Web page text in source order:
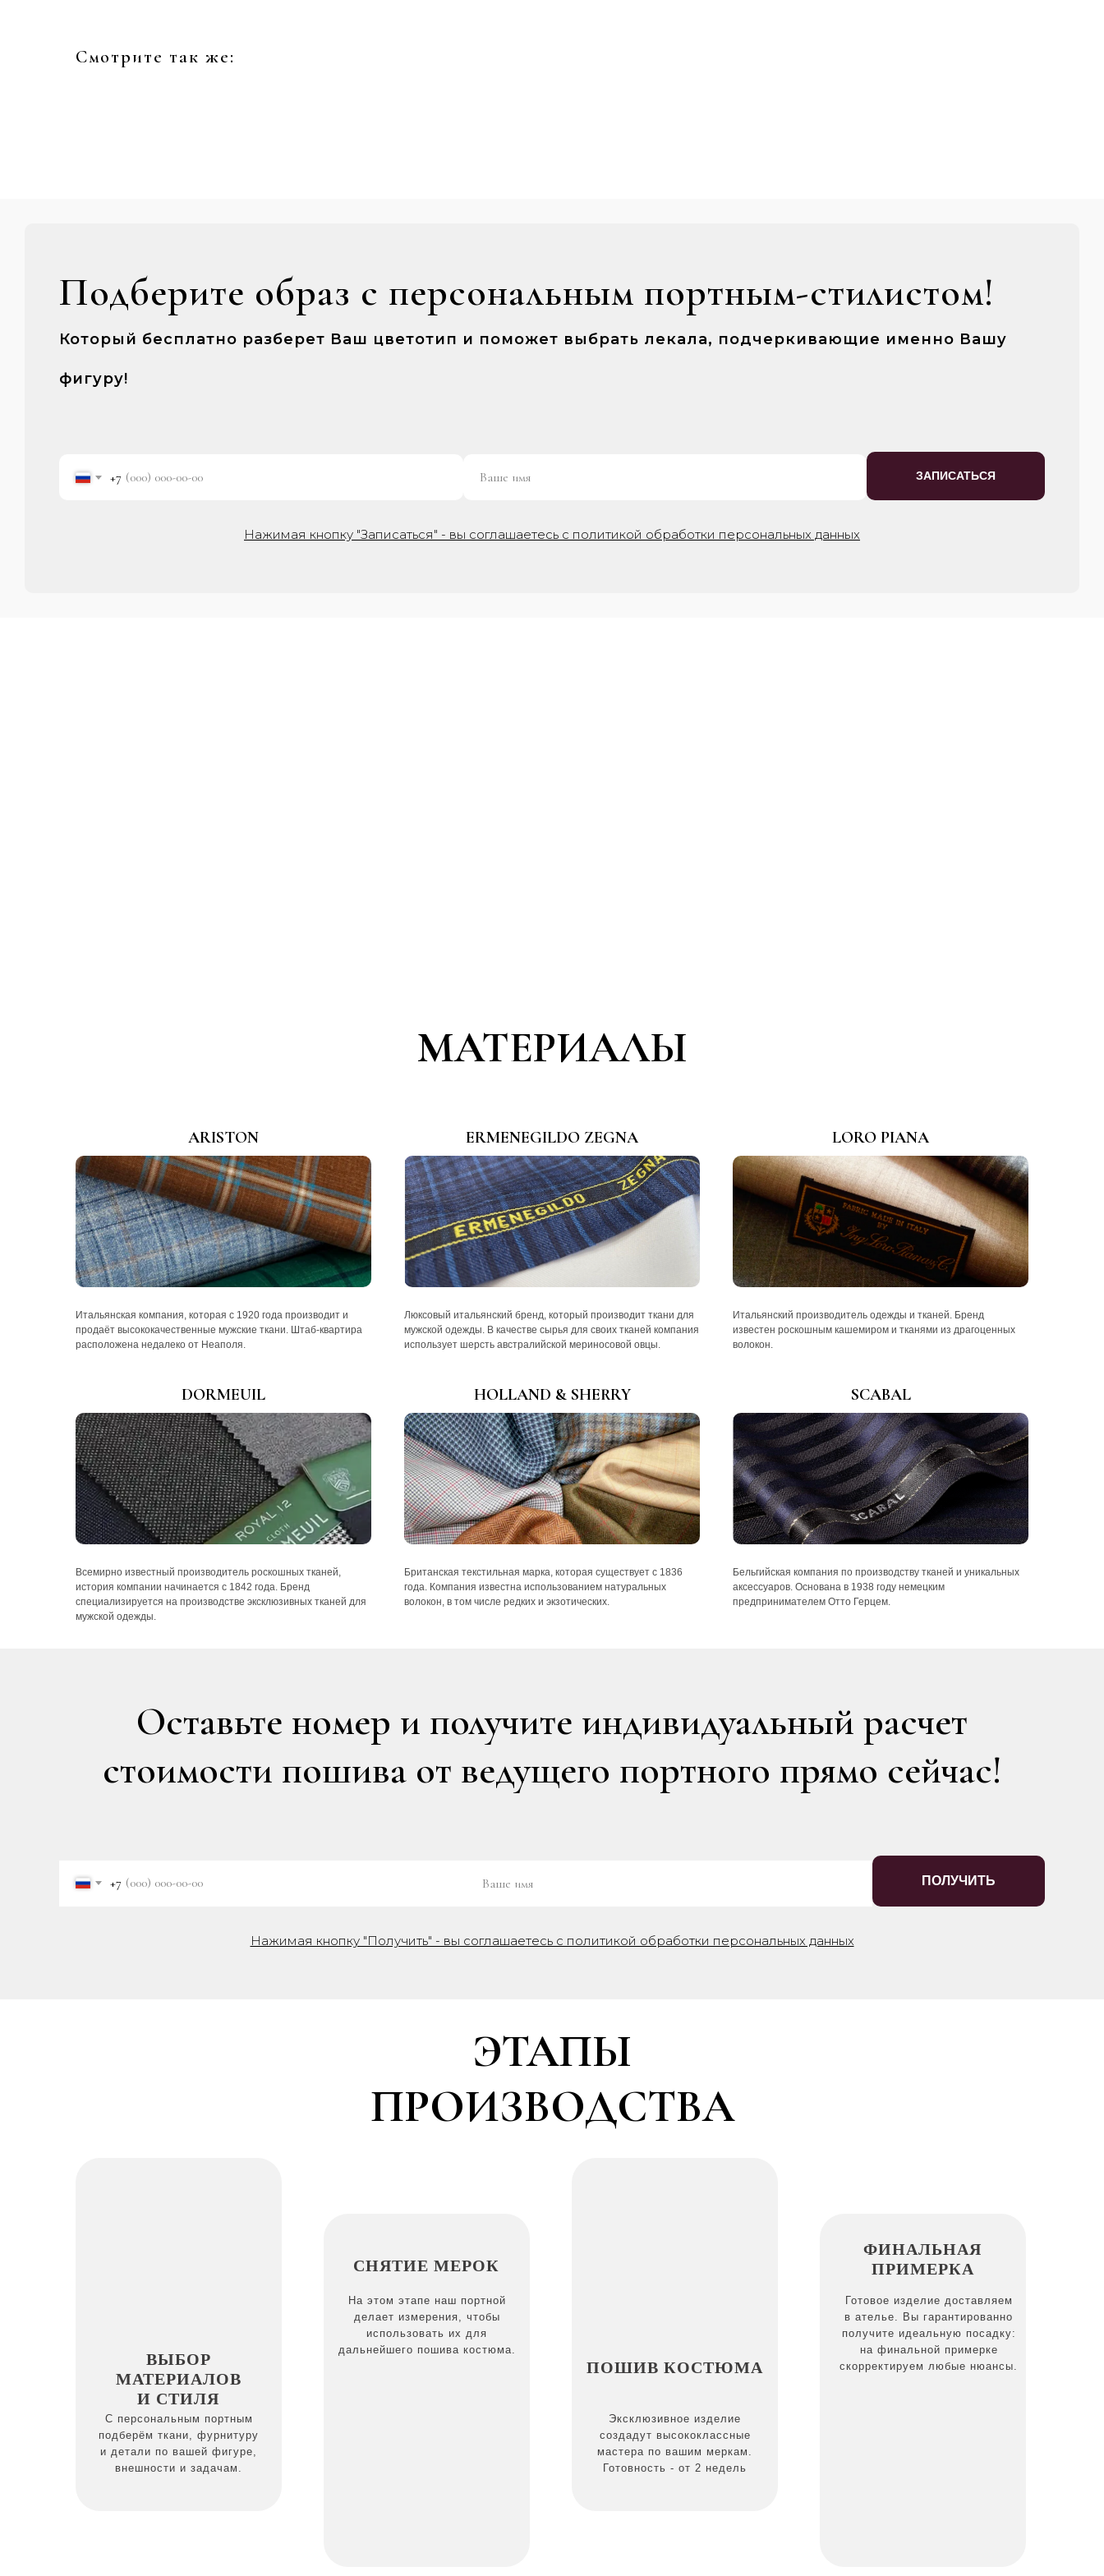
Смотрите так же:
Подберите образ с персональным портным-стилистом!
Который бесплатно разберет Ваш цветотип и поможет выбрать лекала, подчеркивающие именно Вашу
фигуру!
+7 ЗАПИСАТЬСЯ
Нажимая кнопку "Записаться" - вы соглашаетесь с политикой обработки персональных данных
МАТЕРИАЛЫ
ARISTON
Итальянская компания, которая с 1920 года производит и
продаёт высококачественные мужские ткани. Штаб-квартира
расположена недалеко от Неаполя.
ERMENEGILDO ZEGNA
Люксовый итальянский бренд, который производит ткани для
мужской одежды. В качестве сырья для своих тканей компания
использует шерсть австралийской мериносовой овцы.
LORO PIANA
Итальянский производитель одежды и тканей. Бренд
известен роскошным кашемиром и тканями из драгоценных
волокон.
DORMEUIL
Всемирно известный производитель роскошных тканей,
история компании начинается с 1842 года. Бренд
специализируется на производстве эксклюзивных тканей для
мужской одежды.
HOLLAND & SHERRY
Британская текстильная марка, которая существует с 1836
года. Компания известна использованием натуральных
волокон, в том числе редких и экзотических.
SCABAL
Бельгийская компания по производству тканей и уникальных
аксессуаров. Основана в 1938 году немецким
предпринимателем Отто Герцем.
Оставьте номер и получите индивидуальный расчет
стоимости пошива от ведущего портного прямо сейчас!
+7 ПОЛУЧИТЬ
Нажимая кнопку "Получить" - вы соглашаетесь с политикой обработки персональных данных
Готовое изделие доставляем
в ателье. Вы гарантированно
получите идеальную посадку:
на финальной примерке
скорректируем любые нюансы.
ФИНАЛЬНАЯ
ПРИМЕРКА
Эксклюзивное изделие
создадут высококлассные
мастера по вашим меркам.
Готовность - от 2 недель
ПОШИВ КОСТЮМА
На этом этапе наш портной
делает измерения, чтобы
использовать их для
дальнейшего пошива костюма.
СНЯТИЕ МЕРОК
С персональным портным
подберём ткани, фурнитуру
и детали по вашей фигуре,
внешности и задачам.
ВЫБОР
МАТЕРИАЛОВ
И СТИЛЯ
ЭТАПЫ
ПРОИЗВОДСТВА